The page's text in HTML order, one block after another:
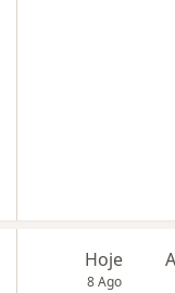
Hoje
8 Ago